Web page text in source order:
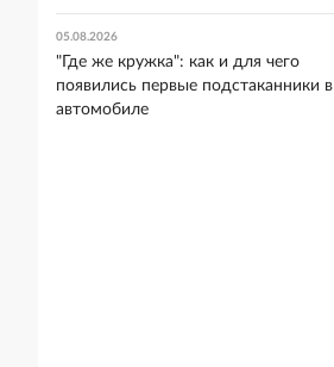
05.08.2026
"Где же кружка": как и для чего
появились первые подстаканники в
автомобиле